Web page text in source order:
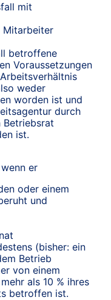
mit
Mitarbeiter
betroffene
Voraussetzungen
weder
worden ist und
durch
ist.
er
oder einem
und
(bisher: ein
Betrieb
von einem
als 10 % ihres
betroffen ist.